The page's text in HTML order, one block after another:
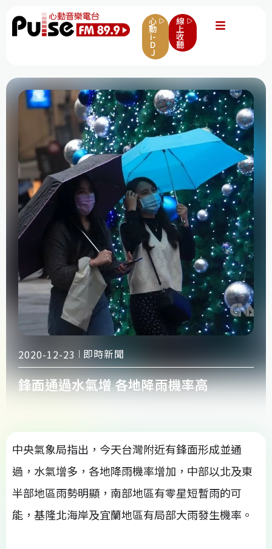
心
動
i-
D
J
線
上
收
聽
2020-12-23 即時新聞
鋒面通過水氣增 各地降雨機率高
中央氣象局指出，今天台灣附近有鋒面形成並通
過，水氣增多，各地降雨機率增加，中部以北及東
半部地區雨勢明顯，南部地區有零星短暫雨的可
能，基隆北海岸及宜蘭地區有局部大雨發生機率。